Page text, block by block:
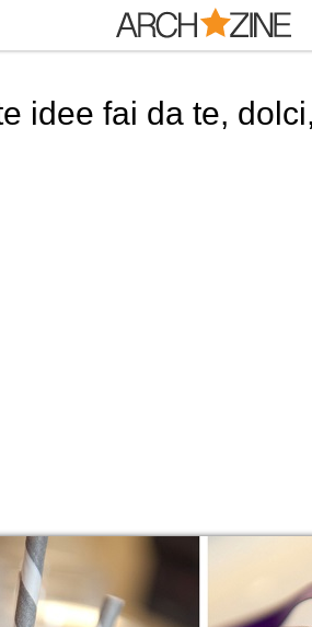
idee fai da te,